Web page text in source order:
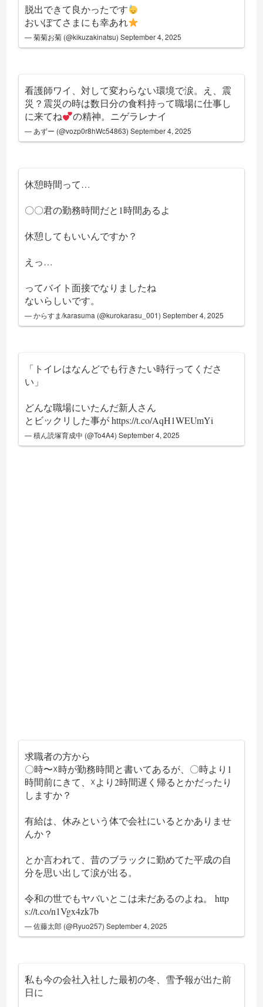
脱出できて良かったです
おいぽてさまにも幸あれ
— 菊菊お菊 (@kikuzakinatsu)September 4, 2025
看護師ワイ、対して変わらない環境で涙。え、震
災？震災の時は数日分の食料持って職場に仕事し
に来てね
︎の精神。ニゲラレナイ
— あずー (@vozp0r8hWc54863)September 4, 2025
休憩時間って…
〇〇君の勤務時間だと1時間あるよ
休憩してもいいんですか？
えっ…
ってバイト面接でなりましたね
ないらしいです。
— からすま/karasuma (@kurokarasu_001)September 4, 2025
「トイレはなんどでも行きたい時行ってくださ
い」
どんな職場にいたんだ新人さん
とビックリした事がhttps://t.co/AqH1WEUmYi
— 積ん読塚育成中 (@To4A4)September 4, 2025
求職者の方から
〇時〜☓時が勤務時間と書いてあるが、〇時より1
時間前にきて、☓より2時間遅く帰るとかだったり
しますか？
有給は、休みという体で会社にいるとかありませ
んか？
とか言われて、昔のブラックに勤めてた平成の自
分を思い出して涙が出る。
令和の世でもヤバいとこは未だあるのよね。http
s://t.co/n1Vgx4zk7b
— 佐藤太郎 (@Ryuo257)September 4, 2025
私も今の会社入社した最初の冬、雪予報が出た前
日に